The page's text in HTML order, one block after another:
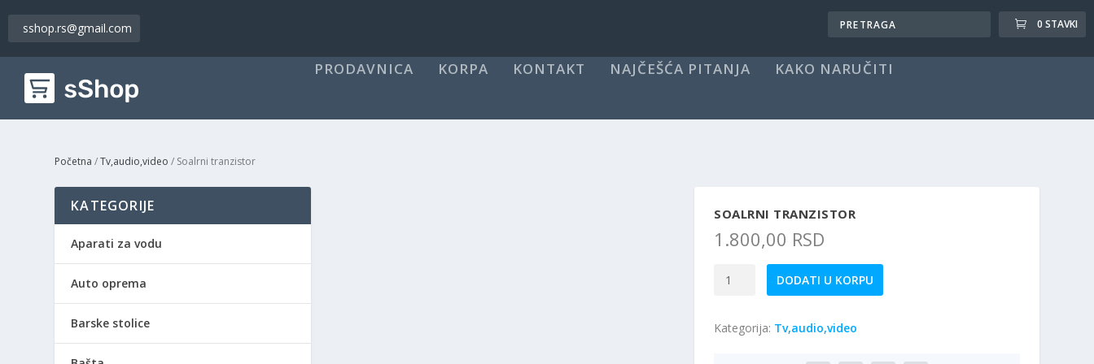
sshop.rs@gmail.com 0 STAVKI
PRODAVNICA KORPA KONTAKT NAJČEŠĆA PITANJA KAKO NARUČITI
Početna /Tv,audio,video / Soalrni tranzistor
SOALRNI TRANZISTOR
1.800,00 RSD
DODATI U KORPU
Kategorija: Tv,audio,video
KATEGORIJE
Aparati za vodu
Auto oprema
Barske stolice